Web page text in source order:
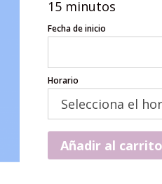
15 minutos
Fecha de inicio
Horario
Añadir al carrito